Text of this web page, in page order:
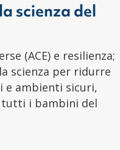
scienza del
(ACE) e resilienza;
scienza per ridurre
e ambienti sicuri,
i bambini del